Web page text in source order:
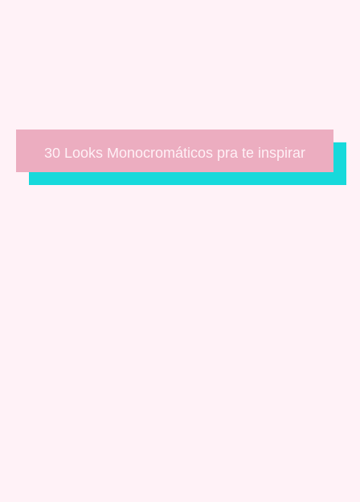
30 Looks Monocromáticos pra te inspirar